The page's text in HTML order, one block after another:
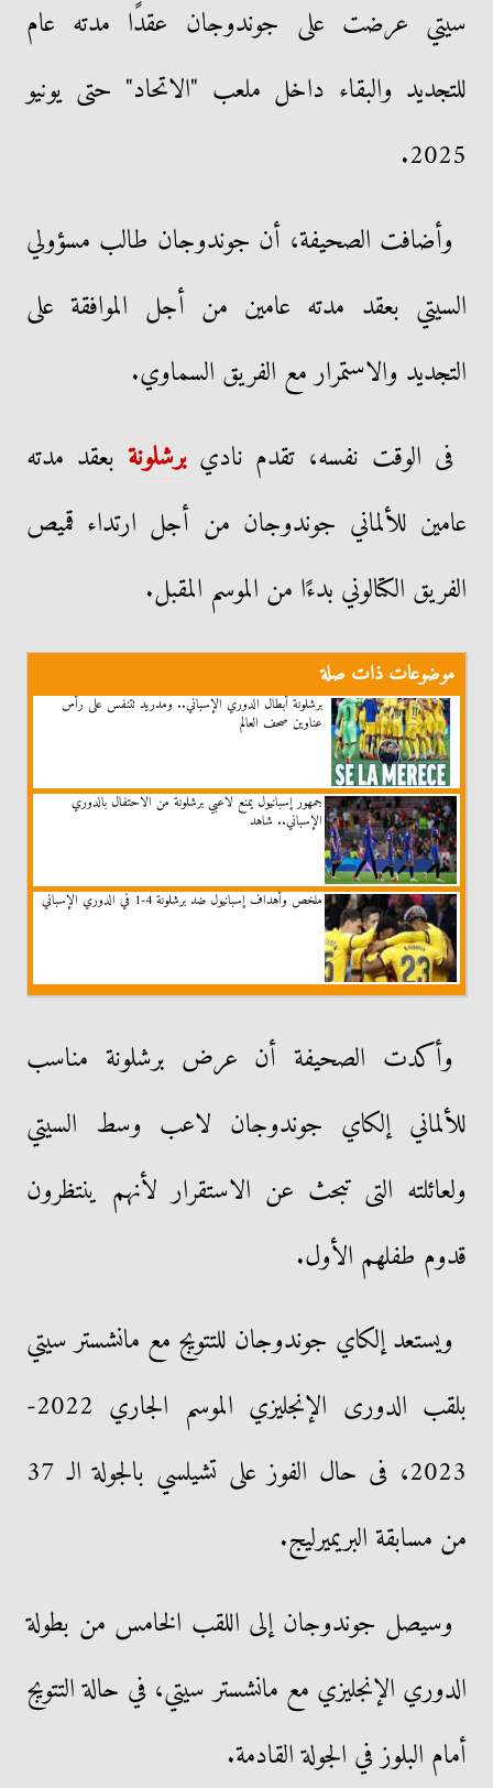
سيتي عرضت على جوندوجان عقدًا مدته عام
للتجديد والبقاء داخل ملعب "الاتحاد" حتى يونيو
2025.
وأضافت الصحيفة، أن جوندوجان طالب مسؤولي
السيتي بعقد مدته عامين من أجل الموافقة على
التجديد والاستمرار مع الفريق السماوي.
فى الوقت نفسه، تقدم ناديبرشلونة بعقد مدته
عامين للألماني جوندوجان من أجل ارتداء قميص
الفريق الكتالوني بدءًا من الموسم المقبل.
موضوعات ذات صلة
برشلونة أبطال الدوري الإسباني.. ومدريد تتنفس على رأس
عناوين صحف العالم
جمهور إسبانيول يمنع لاعبي برشلونة من الاحتفال بالدوري
الإسباني.. شاهد
ملخص وأهداف إسبانيول ضد برشلونة 4-1 في الدوري الإسباني
وأكدت الصحيفة أن عرض برشلونة مناسب
للألماني إلكاي جوندوجان لاعب وسط السيتي
ولعائلته التى تبحث عن الاستقرار لأنهم ينتظرون
قدوم طفلهم الأول.
ويستعد إلكاي جوندوجان للتتويج مع مانشستر سيتي
بلقب الدورى الإنجليزي الموسم الجاري 2022-
2023، فى حال الفوز على تشيلسي بالجولة الـ 37
من مسابقة البريميرليج.
وسيصل جوندوجان إلى اللقب الخامس من بطولة
الدوري الإنجليزي مع مانشستر سيتي، في حالة التتويج
أمام البلوز في الجولة القادمة.